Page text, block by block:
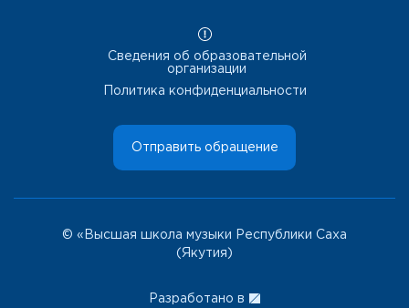
Отправить обращение
Сведения об образовательной
организации
Политика конфиденциальности
© «Высшая школа музыки Республики Саха
(Якутия)
Разработано в